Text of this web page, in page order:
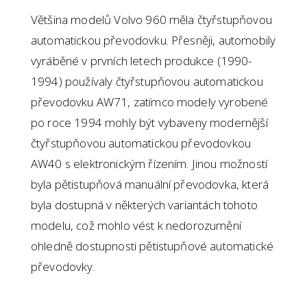
Většina modelů Volvo 960 měla čtyřstupňovou
automatickou převodovku. Přesněji, automobily
vyráběné v prvních letech produkce (1990-
1994) používaly čtyřstupňovou automatickou
převodovku AW71, zatímco modely vyrobené
po roce 1994 mohly být vybaveny modernější
čtyřstupňovou automatickou převodovkou
AW40 s elektronickým řízením. Jinou možností
byla pětistupňová manuální převodovka, která
byla dostupná v některých variantách tohoto
modelu, což mohlo vést k nedorozumění
ohledně dostupnosti pětistupňové automatické
převodovky.